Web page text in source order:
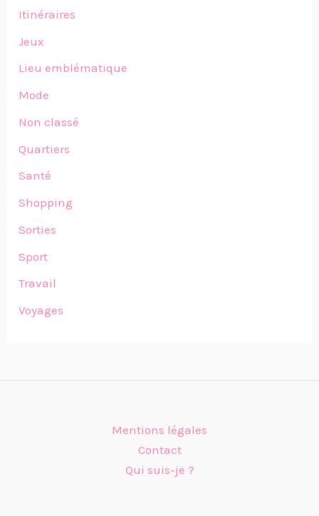
Itinéraires
Jeux
Lieu emblématique
Mode
Non classé
Quartiers
Santé
Shopping
Sorties
Sport
Travail
Voyages
Mentions légales
Contact
Qui suis-je ?